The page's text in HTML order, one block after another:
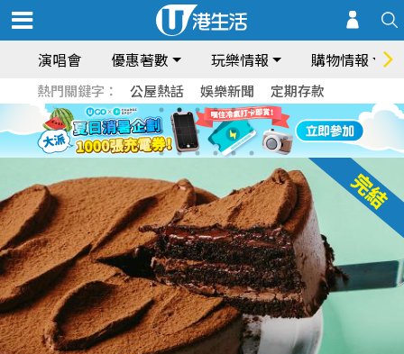
演唱會 優惠著數 玩樂情報 購物情報
熱門關鍵字： 公屋熱話 娛樂新聞 定期存款